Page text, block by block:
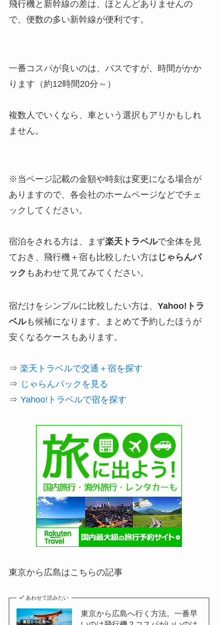
飛行機と新幹線の差は、ほとんどありませんの
で、便数の多い新幹線が便利です。
一番コスパが良いのは、バスですが、時間がかか
ります（約12時間20分～）
複数人でいくなら、車という選択もアリかもしれ
ません。
※当ページ記載の金額や時刻は変更になる場合が
ありますので、各会社のホームページなどでチェ
ックしてください。
宿泊をされる方は、まず楽天トラベルで全体を見
ておき、飛行機＋宿も比較したい方は じゃらんパ
ック もあわせて見てみてください。
宿だけをシンプルに比較したい方は、 Yahoo!トラ
ベルも候補になります。まとめて予約したほうが
安くなるケースもあります。
⇒ 楽天トラベルで交通＋宿を探す
⇒ じゃらんパックを見る
⇒ Yahoo!トラベルで宿を探す
東京から広島はこちらの記事
あわせて読みたい
東京から広島へ行く方法。一番早